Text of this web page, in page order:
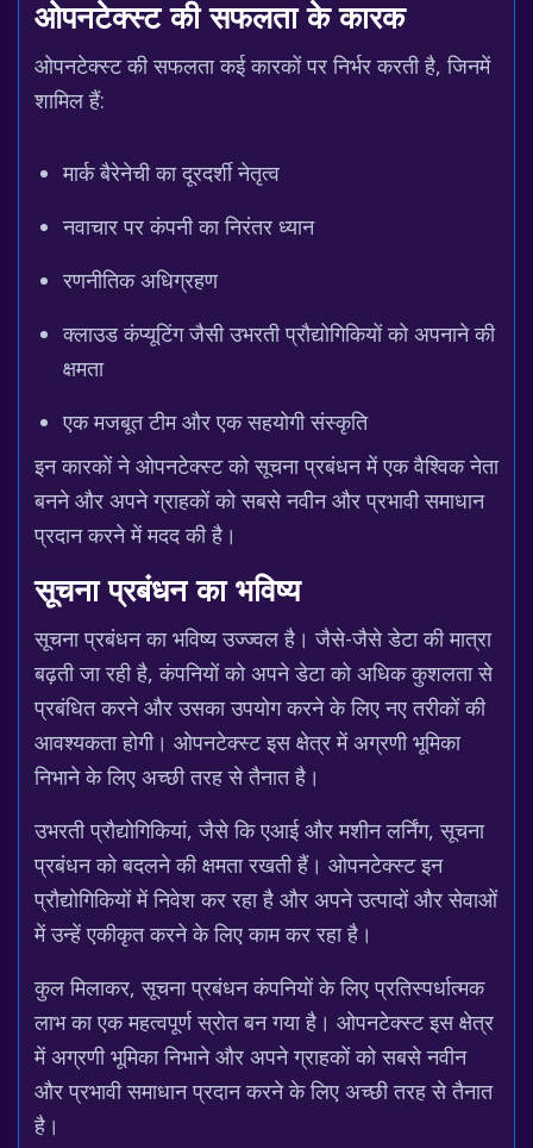
ओपनटेक्स्ट की सफलता के कारक
ओपनटेक्स्ट की सफलता कई कारकों पर निर्भर करती है, जिनमें
शामिल हैं:
मार्क बैरेनेची का दूरदर्शी नेतृत्व
नवाचार पर कंपनी का निरंतर ध्यान
रणनीतिक अधिग्रहण
क्लाउड कंप्यूटिंग जैसी उभरती प्रौद्योगिकियों को अपनाने की
क्षमता
एक मजबूत टीम और एक सहयोगी संस्कृति
इन कारकों ने ओपनटेक्स्ट को सूचना प्रबंधन में एक वैश्विक नेता
बनने और अपने ग्राहकों को सबसे नवीन और प्रभावी समाधान
प्रदान करने में मदद की है।
सूचना प्रबंधन का भविष्य
सूचना प्रबंधन का भविष्य उज्ज्वल है। जैसे-जैसे डेटा की मात्रा
बढ़ती जा रही है, कंपनियों को अपने डेटा को अधिक कुशलता से
प्रबंधित करने और उसका उपयोग करने के लिए नए तरीकों की
आवश्यकता होगी। ओपनटेक्स्ट इस क्षेत्र में अग्रणी भूमिका
निभाने के लिए अच्छी तरह से तैनात है।
उभरती प्रौद्योगिकियां, जैसे कि एआई और मशीन लर्निंग, सूचना
प्रबंधन को बदलने की क्षमता रखती हैं। ओपनटेक्स्ट इन
प्रौद्योगिकियों में निवेश कर रहा है और अपने उत्पादों और सेवाओं
में उन्हें एकीकृत करने के लिए काम कर रहा है।
कुल मिलाकर, सूचना प्रबंधन कंपनियों के लिए प्रतिस्पर्धात्मक
लाभ का एक महत्वपूर्ण स्रोत बन गया है। ओपनटेक्स्ट इस क्षेत्र
में अग्रणी भूमिका निभाने और अपने ग्राहकों को सबसे नवीन
और प्रभावी समाधान प्रदान करने के लिए अच्छी तरह से तैनात
है।